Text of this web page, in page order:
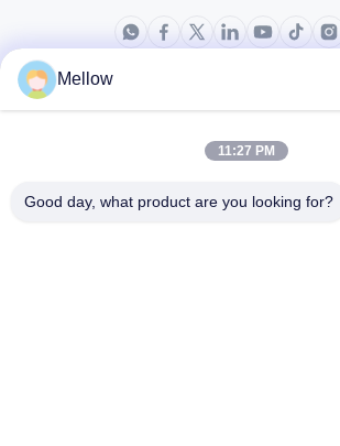
productos
Perfil de
Control de
Mellow
11:27 PM
Good day, what product are you looking for?